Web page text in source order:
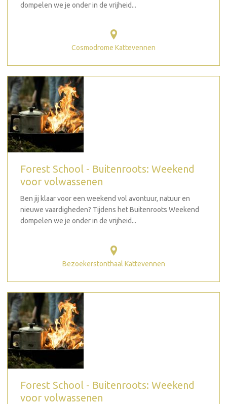
dompelen we je onder in de vrijheid...
Cosmodrome Kattevennen
Forest School - Buitenroots: Weekend
voor volwassenen
Ben jij klaar voor een weekend vol avontuur, natuur en
nieuwe vaardigheden? Tijdens het Buitenroots Weekend
dompelen we je onder in de vrijheid...
Bezoekerstonthaal Kattevennen
Forest School - Buitenroots: Weekend
voor volwassenen